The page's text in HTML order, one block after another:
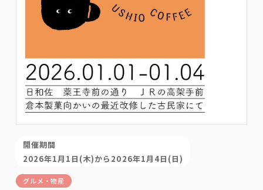
開催期間
2026年1月1日(木)から2026年1月4日(日)
グルメ・物産